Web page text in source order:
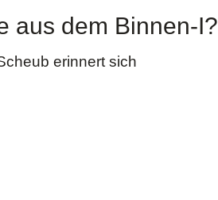
aus dem Binnen-I?
erinnert sich